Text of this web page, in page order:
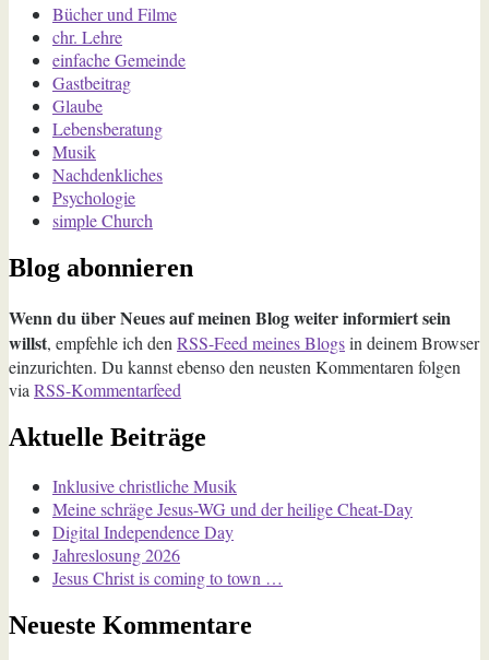
Bücher und Filme
chr. Lehre
einfache Gemeinde
Gastbeitrag
Glaube
Lebensberatung
Musik
Nachdenkliches
Psychologie
simple Church
Blog abonnieren
Wenn du über Neues auf meinen Blog weiter informiert sein
willst, empfehle ich den RSS-Feed meines Blogsin deinem Browser
einzurichten. Du kannst ebenso den neusten Kommentaren folgen
via RSS-Kommentarfeed
Aktuelle Beiträge
Inklusive christliche Musik
Meine schräge Jesus-WG und der heilige Cheat-Day
Digital Independence Day
Jahreslosung 2026
Jesus Christ is coming to town …
Neueste Kommentare